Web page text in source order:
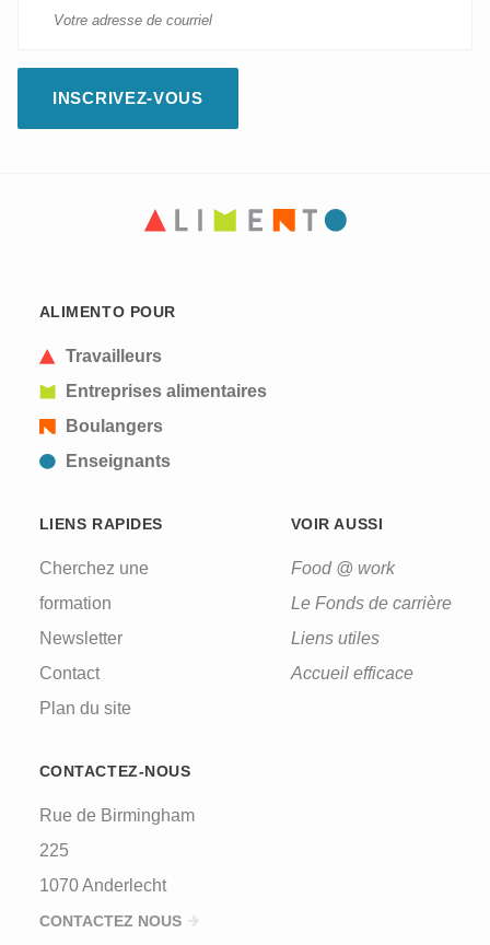
ALIMENTO POUR
Travailleurs
Entreprises alimentaires
Boulangers
Enseignants
LIENS RAPIDES
Cherchez une
formation
Newsletter
Contact
Plan du site
VOIR AUSSI
Food @ work
Le Fonds de carrière
Liens utiles
Accueil efficace
CONTACTEZ-NOUS
Rue de Birmingham
225
1070 Anderlecht
CONTACTEZ NOUS